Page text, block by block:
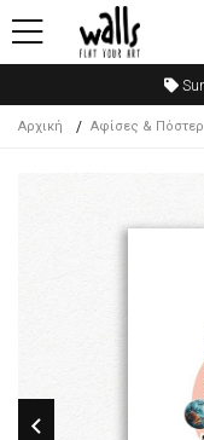
Αρχική Αφίσες & Πόστερ